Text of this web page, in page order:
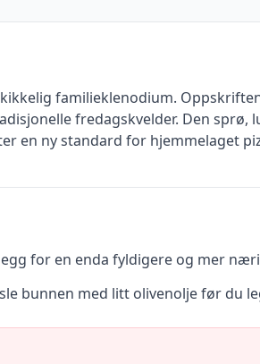
familieklenodium.
fredagskvelder. Den
en ny standard for hjemmelaget
for en enda fyldigere og mer
bunnen med litt olivenolje før du